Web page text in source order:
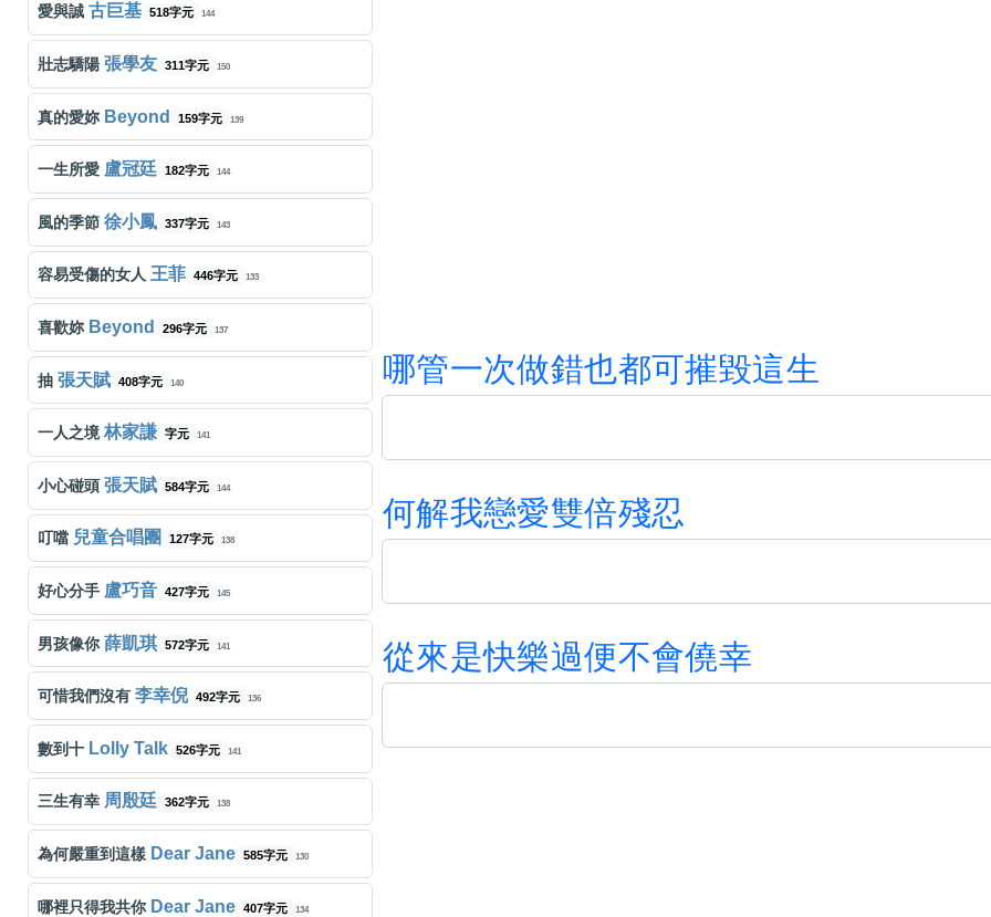
愛與誠 古巨基 518字元 144
壯志驕陽 張學友 311字元 150
真的愛妳 Beyond 159字元 139
一生所愛 盧冠廷 182字元 144
風的季節 徐小鳳 337字元 143
容易受傷的女人 王菲 446字元 133
喜歡妳 Beyond 296字元 137
抽 張天賦 408字元 140
一人之境林家謙 字元 141
小心碰頭張天賦 584字元 144
叮噹 兒童合唱團 127字元 138
好心分手 盧巧音 427字元 145
男孩像你薛凱琪 572字元 141
可惜我們沒有 李幸倪 492字元 136
數到十 Lolly Talk 526字元 141
三生有幸 周殷廷 362字元 138
為何嚴重到這樣 Dear Jane 585字元 130
哪裡只得我共你 Dear Jane 407字元 134
哪管一次做錯也都可摧毀這生
何解我戀愛雙倍殘忍
從來是快樂過便不會僥幸